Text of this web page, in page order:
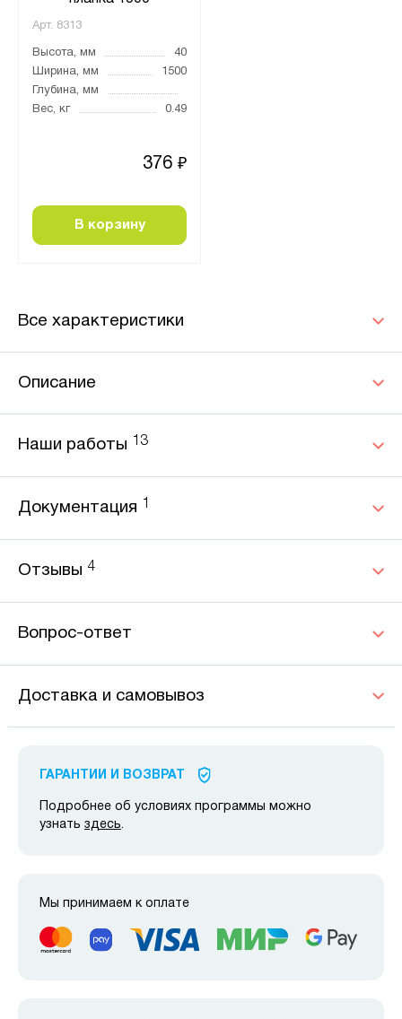
Арт. 8313
Высота, мм
40
Ширина, мм
1500
Глубина, мм
Вес, кг
0.49
376 ₽
В корзину
Все характеристики
Описание
Наши работы 13
Документация
Отзывы 4
Вопрос-ответ
Доставка и самовывоз
ГАРАНТИИ И ВОЗВРАТ
Подробнее об условиях программы можно
узнать здесь.
Мы принимаем к оплате